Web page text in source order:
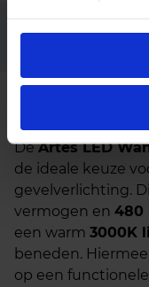
Fabrikantnaam
DeArtes LED
de ideale keuze
gevelverlichting.
vermogen en 480
een warm 3000K
beneden.
op een